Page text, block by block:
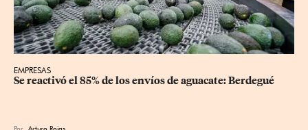
EMPRESAS
Se reactivó el 85% de los envíos de aguacate: Berdegué
Por Arturo Rojas